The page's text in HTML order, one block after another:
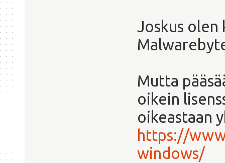
Joskus
Mutta
oikein
oikeastaan
https://
windows/